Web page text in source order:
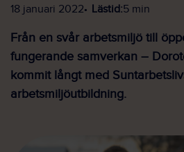
18 januari 2022 Lästid:5 min
Från en svår arbetsmiljö till
fungerande samverkan –
kommit långt med
arbetsmiljöutbildning.